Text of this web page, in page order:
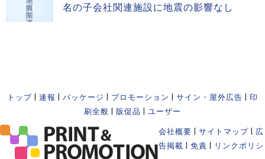
名の子会社関連施設に地震の影響なし
トップ 速報 パッケージ プロモーション サイン・屋外広告
印
刷全般
販促品 ユーザー
会社概要 サイトマップ
広
告掲載
免責
リンクポリシ